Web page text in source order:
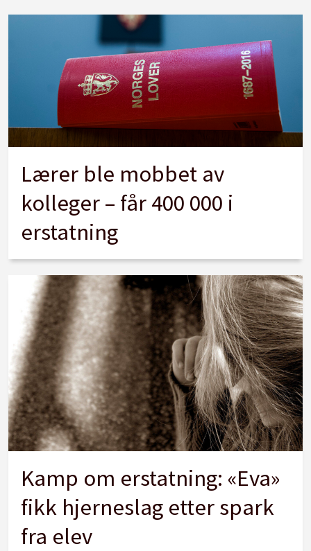
Lærer ble mobbet av
kolleger – får 400 000 i
erstatning
Kamp om erstatning: «Eva»
fikk hjerneslag etter spark
fra elev